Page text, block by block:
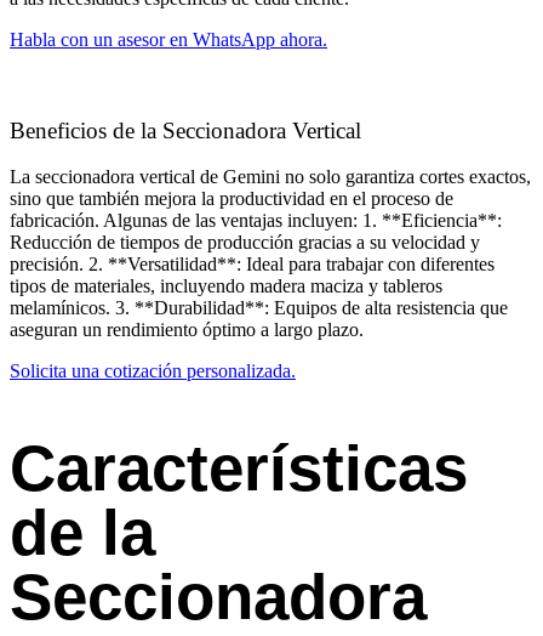
Habla con un asesor en WhatsApp ahora.
Beneficios de la Seccionadora Vertical
La seccionadora vertical de Gemini no solo garantiza cortes exactos,
sino que también mejora la productividad en el proceso de
fabricación. Algunas de las ventajas incluyen: 1. **Eficiencia**:
Reducción de tiempos de producción gracias a su velocidad y
precisión. 2. **Versatilidad**: Ideal para trabajar con diferentes
tipos de materiales, incluyendo madera maciza y tableros
melamínicos. 3. **Durabilidad**: Equipos de alta resistencia que
aseguran un rendimiento óptimo a largo plazo.
Solicita una cotización personalizada.
Características
de la
Seccionadora